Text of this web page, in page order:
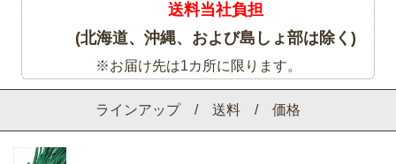
ラインアップ / 送料 / 価格
送料当社負担
(北海道、沖縄、および島しょ部は除く)
※お届け先は1カ所に限ります。